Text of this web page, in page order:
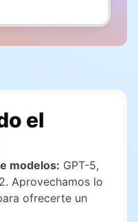
el
modelos: GPT-5,
Aprovechamos lo
ofrecerte un